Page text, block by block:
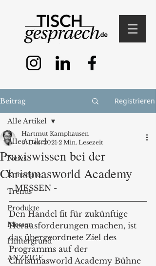
Beitrag Registrieren
Alle Artikel
News
Konzepte
Trends
Produkte
Messen
Hintergrund
ANZEIGE
Alle Artikel
Praxiswissen bei der
Christmasworld Academy
Hartmut Kamphausen
6. Dez. 2021 2 Min. Lesezeit
- MESSEN -
Den Handel fit für zukünftige
Herausforderungen machen, ist
das übergeordnete Ziel des
Programms auf der
Christmasworld Academy Bühne